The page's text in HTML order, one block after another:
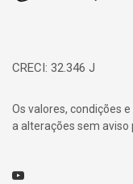
CRECI: 32.346 J
Os valores, condições
a alterações sem aviso
Youtube